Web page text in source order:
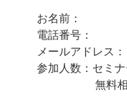
お名前：
電話番号：
メールアドレス：
参加人数：セミ
無料相談申